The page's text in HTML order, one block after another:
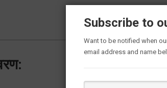
Subscribe to
Want to be notified when
email address and name